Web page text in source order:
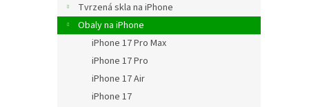
n
Tvrzená skla na iPhone
Obaly na iPhone
iPhone 17 Pro Max
iPhone 17 Pro
iPhone 17 Air
iPhone 17